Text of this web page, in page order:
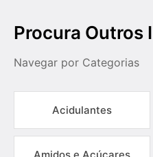
Procura Outros
Navegar por Categorias
Acidulantes